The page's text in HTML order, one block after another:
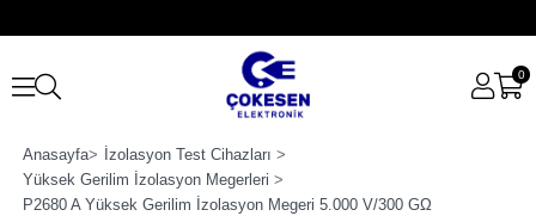
0
Anasayfa> İzolasyon Test Cihazları >
Yüksek Gerilim İzolasyon Megerleri >
P2680 A Yüksek Gerilim İzolasyon Megeri 5.000 V/300 GΩ